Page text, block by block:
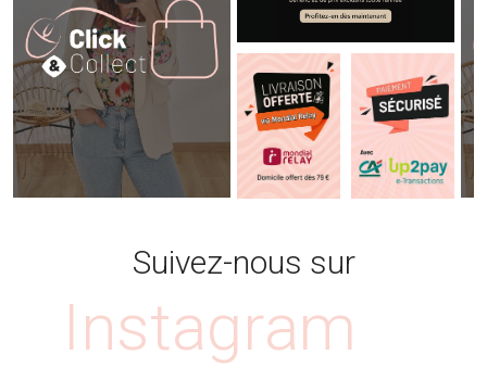
Suivez-nous sur
Instagram